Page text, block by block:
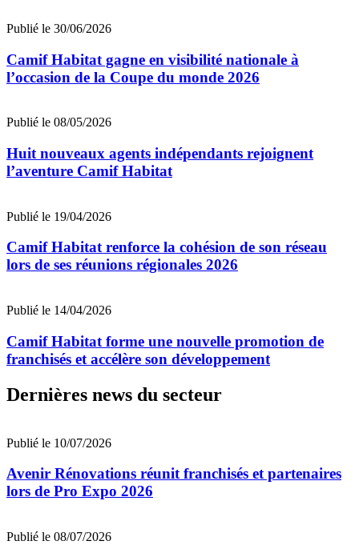
Publié le 30/06/2026
Camif Habitat gagne en visibilité nationale à
l’occasion de la Coupe du monde 2026
Publié le 08/05/2026
Huit nouveaux agents indépendants rejoignent
l’aventure Camif Habitat
Publié le 19/04/2026
Camif Habitat renforce la cohésion de son réseau
lors de ses réunions régionales 2026
Publié le 14/04/2026
Camif Habitat forme une nouvelle promotion de
franchisés et accélère son développement
Dernières news du secteur
Publié le 10/07/2026
Avenir Rénovations réunit franchisés et partenaires
lors de Pro Expo 2026
Publié le 08/07/2026